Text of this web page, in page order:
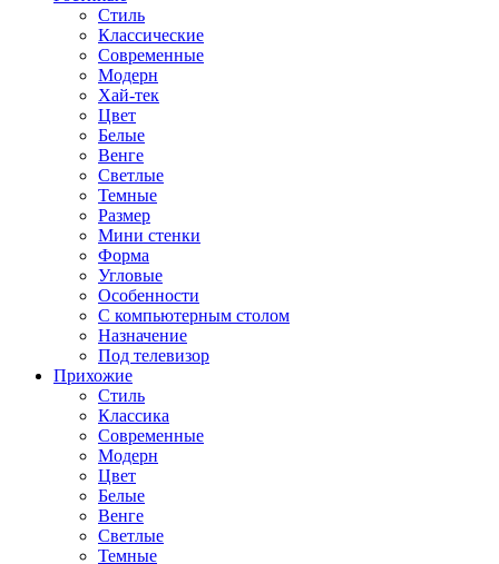
Стиль
Классические
Современные
Модерн
Хай-тек
Цвет
Белые
Венге
Светлые
Темные
Размер
Мини стенки
Форма
Угловые
Особенности
С компьютерным столом
Назначение
Под телевизор
Прихожие
Стиль
Классика
Современные
Модерн
Цвет
Белые
Венге
Светлые
Темные